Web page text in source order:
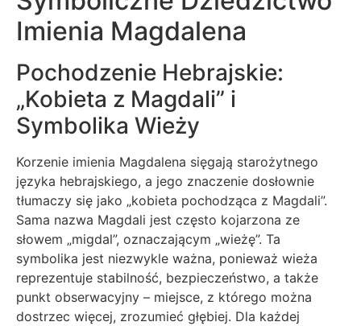
Imienia Magdalena
Pochodzenie Hebrajskie:
„Kobieta z Magdali” i
Symbolika Wieży
Korzenie imienia Magdalena sięgają starożytnego
języka hebrajskiego, a jego znaczenie dosłownie
tłumaczy się jako „kobieta pochodząca z Magdali”.
Sama nazwa Magdali jest często kojarzona ze
słowem „migdal”, oznaczającym „wieżę”. Ta
symbolika jest niezwykle ważna, ponieważ wieża
reprezentuje stabilność, bezpieczeństwo, a także
punkt obserwacyjny – miejsce, z którego można
dostrzec więcej, zrozumieć głębiej. Dla każdej